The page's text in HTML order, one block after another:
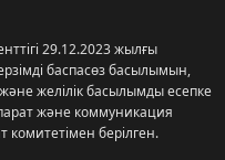
29.12.2023 жылғы
баспасөз басылымын,
және желілік басылымды есепке
және коммуникация
комитетімен берілген.